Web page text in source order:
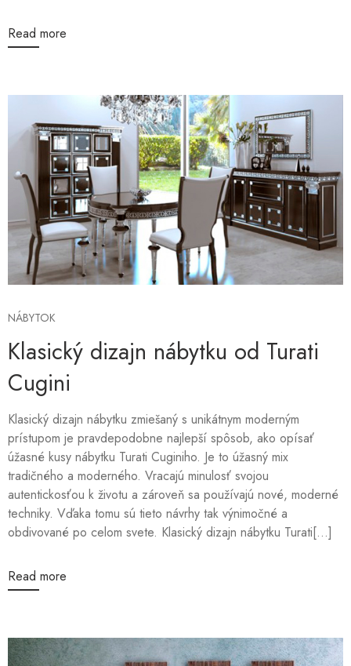
Read more
NÁBYTOK
Klasický dizajn nábytku od Turati
Cugini
Klasický dizajn nábytku zmiešaný s unikátnym moderným
prístupom je pravdepodobne najlepší spôsob, ako opísať
úžasné kusy nábytku Turati Cuginiho. Je to úžasný mix
tradičného a moderného. Vracajú minulosť svojou
autentickosťou k životu a zároveň sa používajú nové, moderné
techniky. Vďaka tomu sú tieto návrhy tak výnimočné a
obdivované po celom svete. Klasický dizajn nábytku Turati[...]
Read more